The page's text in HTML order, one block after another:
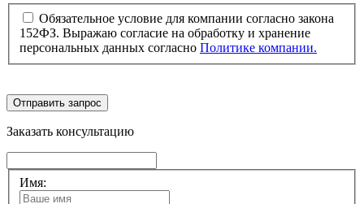
Обязательное условие для компании согласно закона
152ФЗ. Выражаю согласие на обработку и хранение
персональных данных согласно Политике компании.
Отправить запрос
Заказать консультацию
Имя: